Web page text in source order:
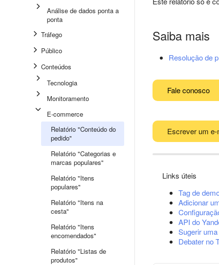
Análise de dados ponta a
ponta
Tráfego
Público
Conteúdos
Tecnologia
Monitoramento
E-commerce
Relatório "Conteúdo do
pedido"
Relatório "Categorias e
marcas populares"
Relatório "Itens
populares"
Relatório "Itens na
cesta"
Relatório "Itens
encomendados"
Relatório "Listas de
produtos"
Saiba mais
Resolução de
Fale conosco
Escrever um e-
Links úteis
Tag de
Adicionar
API do
Sugerir
Debater no